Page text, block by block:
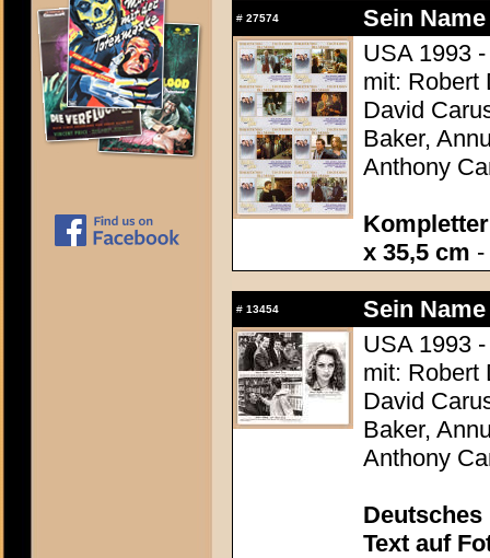
# 27574
Sein
USA 1993
mit: Robert
David
Baker,
Anthony
x 35,5 cm
# 13454
Sein
USA 1993
mit: Robert
David
Baker,
Anthony
Deutsches
Text auf